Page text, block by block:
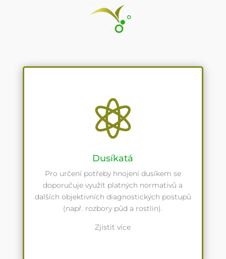

Dusíkatá
Pro určení potřeby hnojení dusíkem se
doporučuje využít platných normativů a
dalších objektivních diagnostických postupů
(např. rozbory půd a rostlin).
Zjistit více